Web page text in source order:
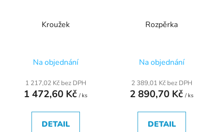
Kroužek
Na objednání
1 217,02 Kč bez DPH
1 472,60 Kč / ks
DETAIL
Rozpěrka
Na objednání
2 389,01 Kč bez DPH
2 890,70 Kč / ks
DETAIL